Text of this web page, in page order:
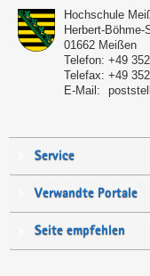
Hochschule
Herbert-Böhme-
01662 Meißen
Telefon: +49
Telefax: +49
E-Mail:
Service
Verwandte Portale
Seite empfehlen